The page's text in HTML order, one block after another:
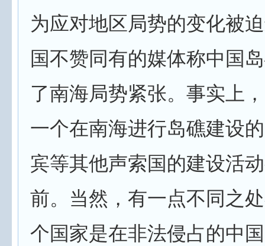
为应对地区局势的变化被
国不赞同有的媒体称中国
了南海局势紧张。事实上
一个在南海进行岛礁建设
宾等其他声索国的建设活
前。当然，有一点不同之
个国家是在非法侵占的中